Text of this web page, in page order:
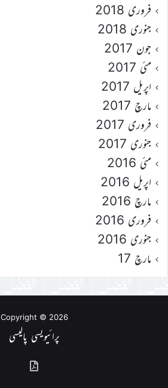
فروری 2018
جنوری 2018
جون 2017
مئی 2017
اپریل 2017
مارچ 2017
فروری 2017
جنوری 2017
مئی 2016
اپریل 2016
مارچ 2016
فروری 2016
جنوری 2016
مارچ 17
Copyright © 2026
پرائیویسی پالیسی
گذشتہ